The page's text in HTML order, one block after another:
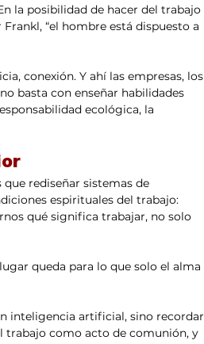
la posibilidad de hacer del trabajo
“el hombre está dispuesto a
conexión. Y ahí las empresas, los
basta con enseñar habilidades
ecológica, la
rediseñar sistemas de
espirituales del trabajo:
qué significa trabajar, no solo
queda para lo que solo el alma
inteligencia artificial, sino recordar
trabajo como acto de comunión, y